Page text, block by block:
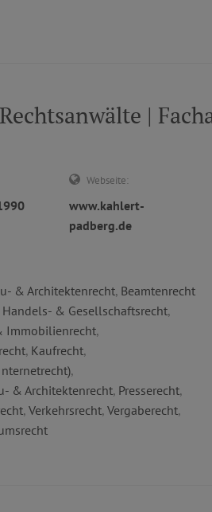
|
Webseite:
www.kahlert-
padberg.de
& Architektenrecht, Beamtenrecht
Handels- & Gesellschaftsrecht,
Immobilienrecht,
, Kaufrecht,
,
& Architektenrecht, Presserecht,
, Verkehrsrecht, Vergaberecht,